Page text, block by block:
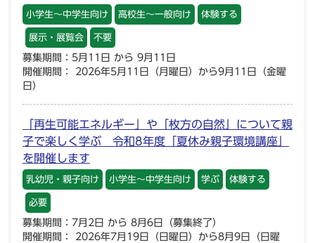
小学生～中学生向け 高校生～一般向け 体験する
展示・展覧会 不要
募集期間：5月11日 から 9月11日
開催期間： 2026年5月11日（月曜日）から9月11日（金曜
日）
「再生可能エネルギー」や「枚方の自然」について親
子で楽しく学ぶ 令和8年度「夏休み親子環境講座」
を開催します
乳幼児・親子向け 小学生～中学生向け 学ぶ 体験する
必要
募集期間：7月2日 から 8月6日（募集終了）
開催期間： 2026年7月19日（日曜日）から8月9日（日曜